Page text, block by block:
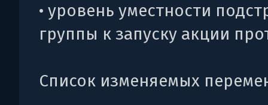
• уровень уместности
группы к запуску акции
Список изменяемых